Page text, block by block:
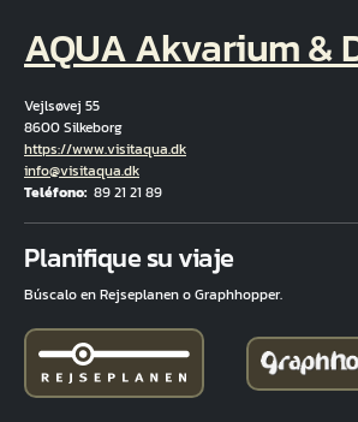
AQUA Akvarium &
Vejlsøvej 55
8600 Silkeborg
Hjemmeside
https://www.visitaqua.dk
Correo electrónico
info@visitaqua.dk
Teléfono 89 21 21 89
Planifique su viaje
Búscalo en Rejseplanen o Graphhopper.